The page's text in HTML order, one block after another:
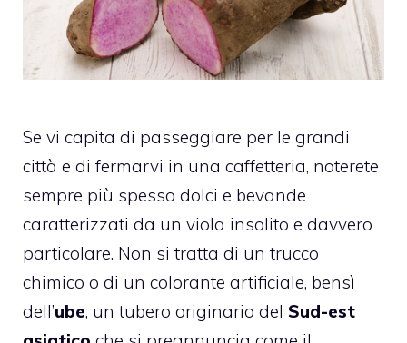
Se vi capita di passeggiare per le grandi
città e di fermarvi in una caffetteria, noterete
sempre più spesso dolci e bevande
caratterizzati da un viola insolito e davvero
particolare. Non si tratta di un trucco
chimico o di un colorante artificiale, bensì
dell’ube, un tubero originario del Sud-est